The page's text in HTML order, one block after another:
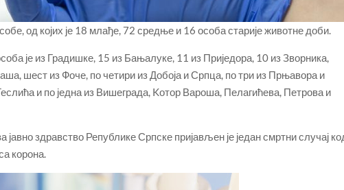
од којих је 18 млађе, 72 средње и 16 особа старије животне доби.
је из Градишке, 15 из Бањалуке, 11 из Приједора, 10 из Зворника,
шест из Фоче, по четири из Добоја и Српца, по три из Прњавора и
и по једна из Вишеграда, Kотор Вароша, Пелагићева, Петрова и
здравство Републике Српске пријављен је један смртни случај
корона.